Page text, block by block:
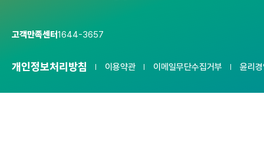
고객만족센터1644-3657
개인정보처리방침 이용약관 이메일무단수집거부 윤리